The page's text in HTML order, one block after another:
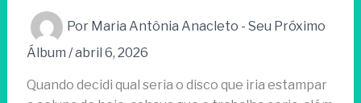
Por Maria Antônia Anacleto - Seu Próximo
Álbum /abril 6, 2026
Quando decidi qual seria o disco que iria estampar